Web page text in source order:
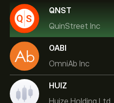
QNST
QuinStreet Inc
OABI
OmniAb Inc
HUIZ